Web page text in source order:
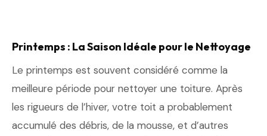
Printemps : La Saison Idéale pour le Nettoyage
Le printemps est souvent considéré comme la
meilleure période pour nettoyer une toiture. Après
les rigueurs de l’hiver, votre toit a probablement
accumulé des débris, de la mousse, et d’autres